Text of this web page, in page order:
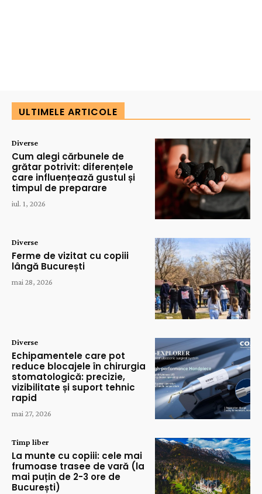
ULTIMELE ARTICOLE
Diverse
Cum alegi cărbunele de
grătar potrivit: diferențele
care influențează gustul și
timpul de preparare
iul. 1, 2026
Diverse
Ferme de vizitat cu copiii
lângă București
mai 28, 2026
Diverse
Echipamentele care pot
reduce blocajele în chirurgia
stomatologică: precizie,
vizibilitate și suport tehnic
rapid
mai 27, 2026
Timp liber
La munte cu copiii: cele mai
frumoase trasee de vară (la
mai puțin de 2-3 ore de
București)